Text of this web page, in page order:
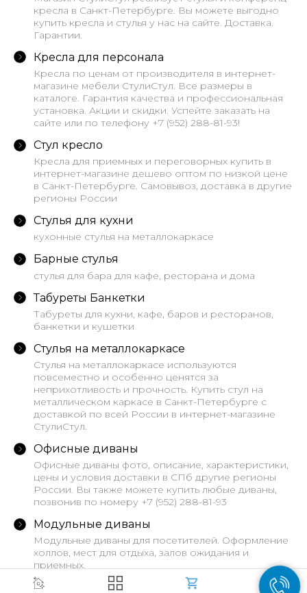
кресла в Санкт-Петербурге. Вы можете выгодно
купить кресла и стулья у нас на сайте. Доставка.
Гарантии.
Кресла для персонала
Кресла по ценам от производителя в интернет-
магазине мебели СтулиСтул. Все размеры в
каталоге. Гарантия качества и профессиональная
установка. Акции и скидки. Успейте заказать на
сайте или по телефону +7 (952) 288-81-93!
Стул кресло
Кресла для приемных и переговорных купить в
интернет-магазине дешево оптом по низкой цене
в Санкт-Петербурге. Самовывоз, доставка в другие
регионы России
Стулья для кухни
кухонные стулья на металлокаркасе
Барные стулья
стулья для бара для кафе, ресторана и дома
Табуреты Банкетки
Табуреты для кухни, кафе, баров и ресторанов,
банкетки и кушетки
Стулья на металлокаркасе
Стулья на металлокаркасе используются
повсеместно и особенно ценятся за
неприхотливость и прочность. Купить стул на
металлическом каркасе в Санкт-Петербурге с
доставкой по всей России в интернет-магазине
СтулиСтул.
Офисные диваны
Офисные диваны фото, описание, характеристики,
цены и условия доставки в СПб другие регионы
России. Вы также можете купить любые диваны,
позвонив по номеру +7 (952) 288-81-93
Модульные диваны
Модульные диваны для посетителей. Оформление
холлов, мест для отдыха, залов ожидания и
приемных.